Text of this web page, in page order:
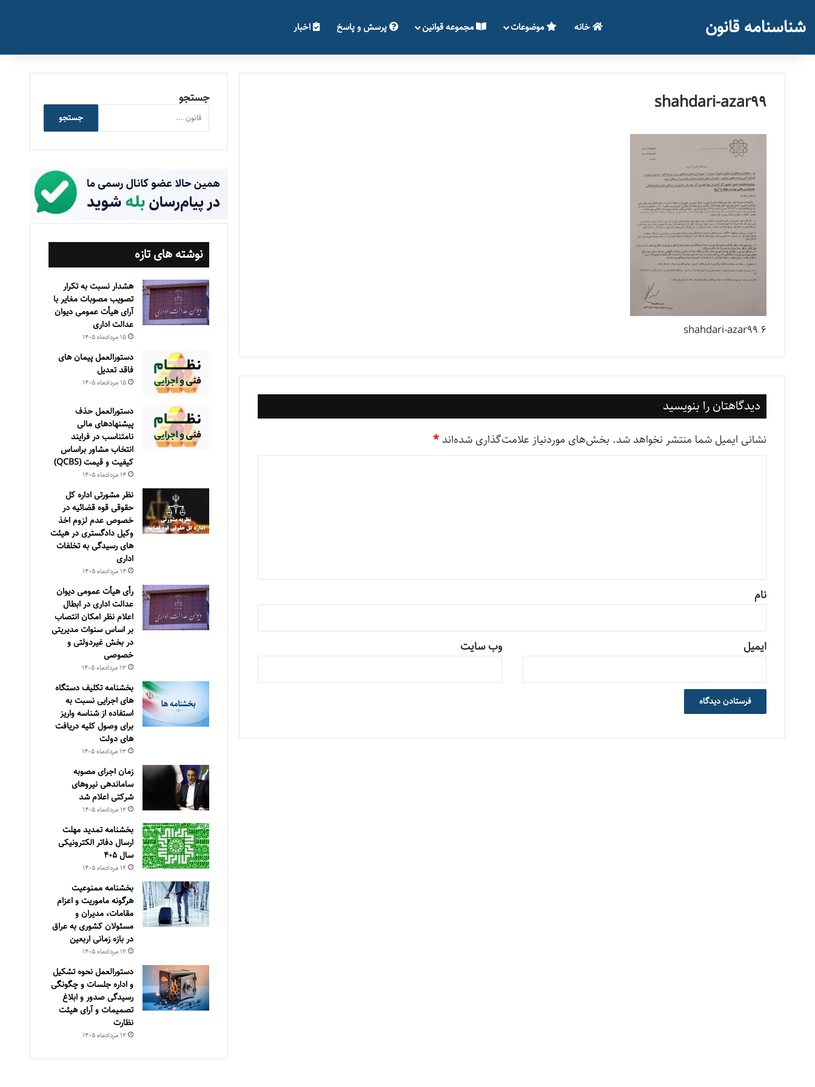
شناسنامه قانون خانه موضوعات مجموعه قوانین پرسش و پاسخ اخبار
shahdari-azar99
shahdari-azar99 6
دیدگاهتان را بنویسید
نشانی ایمیل شما منتشر نخواهد شد. بخش‌های موردنیاز علامت‌گذاری شده‌اند *
نام
ایمیل وب‌ سایت
جستجو
جستجو
نوشته های تازه
هشدار نسبت به تکرار
تصویب مصوبات مغایر با
آرای هیأت عمومی دیوان
عدالت اداری
۱۵ مرداد‌ماه ۱۴۰۵
دستورالعمل پیمان های
فاقد تعدیل
۱۵ مرداد‌ماه ۱۴۰۵
دستورالعمل حذف
پيشنهادهای مالی
نامتناسب در فرايند
انتخاب مشاور براساس
كيفيت و قيمت (QCBS)
۱۴ مرداد‌ماه ۱۴۰۵
نظر مشورتی اداره کل
حقوقی قوه قضائیه در
خصوص عدم لزوم اخذ
وکیل دادگستری در هیئت
های رسیدگی به تخلفات
اداری
۱۴ مرداد‌ماه ۱۴۰۵
رأی هیأت عمومی دیوان
عدالت اداری در ابطال
اعلام نظر امکان انتصاب
بر اساس سنوات مدیریتی
در بخش غیردولتی و
خصوصی
۱۳ مرداد‌ماه ۱۴۰۵
بخشنامه تکلیف دستگاه
های اجرایی نسبت به
استفاده از شناسه واریز
برای وصول کلیه دریافت
های دولت
۱۳ مرداد‌ماه ۱۴۰۵
زمان اجرای مصوبه
ساماندهی نیروهای
شرکتی اعلام شد
۱۲ مرداد‌ماه ۱۴۰۵
بخشنامه تمدید مهلت
ارسال دفاتر الکترونیکی
سال ۴۰۵
۱۲ مرداد‌ماه ۱۴۰۵
بخشنامه ممنوعیت
هرگونه ماموریت و اعزام
مقامات، مدیران و
مسئولان کشوری به عراق
در بازه زمانی اربعین
۱۲ مرداد‌ماه ۱۴۰۵
دستورالعمل نحوه تشکیل
و اداره جلسات و چگونگی
رسیدگی صدور و ‏ابلاغ
تصمیمات و‎ ‎آرای هیئت
نظارت
۱۲ مرداد‌ماه ۱۴۰۵